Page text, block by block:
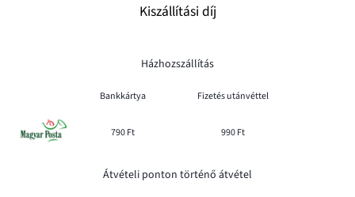
Kiszállítási díj
Házhozszállítás
Bankkártya Fizetés utánvéttel
790 Ft 990 Ft
Átvételi ponton történő átvétel